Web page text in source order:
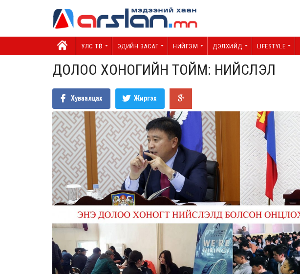
УЛС ТӨР ЭДИЙН ЗАСАГ НИЙГЭМ ДЭЛХИЙД LIFESTYLE
ДОЛОО ХОНОГИЙН ТОЙМ: НИЙСЛЭЛ
Хуваалцах Жиргэх